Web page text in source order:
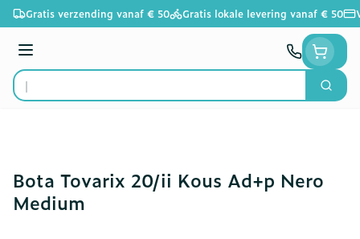
Ga naar de inhoud
Gratis verzending vanaf € 50 Gratis lokale levering vanaf € 50
Menu
Product, merk, categorie...
Zoek
Bota Tovarix 20/ii Kous Ad+p Nero
Medium